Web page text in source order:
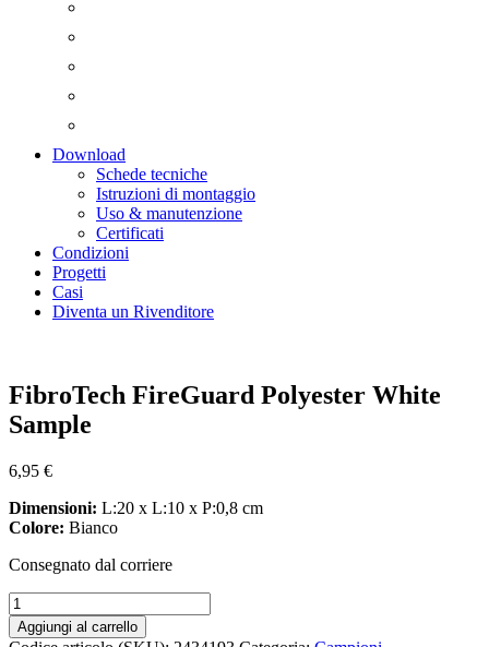
Download
Schede tecniche
Istruzioni di montaggio
Uso & manutenzione
Certificati
Condizioni
Progetti
Casi
Diventa un Rivenditore
FibroTech FireGuard Polyester White
Sample
6,95 €
Dimensioni: L:20 x L:10 x P:0,8 cm
Colore: Bianco
Consegnato dal corriere
FibroTech
FireGuard
Polyester
Aggiungi al carrello